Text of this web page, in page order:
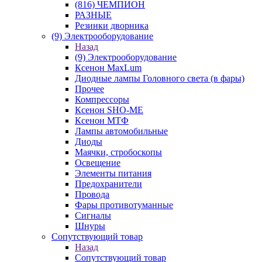
(816) ЧЕМПИОН
РАЗНЫЕ
Резинки дворника
(9) Электрооборудование
Назад
(9) Электрооборудование
Ксенон MaxLum
Диодные лампы Головного света (в фары)
Прочее
Компрессоры
Ксенон SHO-ME
Ксенон МТФ
Лампы автомобильные
Диоды
Маячки, стробоскопы
Освещение
Элементы питания
Предохранители
Провода
Фары противотуманные
Сигналы
Шнуры
Сопутствующий товар
Назад
Сопутствующий товар